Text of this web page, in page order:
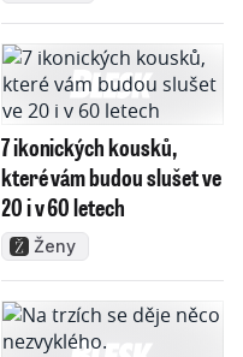
7 ikonických kousků,
které vám budou slušet ve
20 i v 60 letech
Ženy